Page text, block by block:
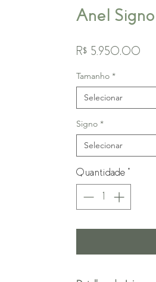
Anel Signo
R$ 5.950,00
Tamanho *
Selecionar
Signo *
Selecionar
Quantidade *